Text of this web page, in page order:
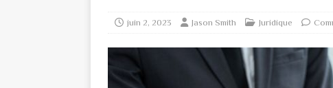
juin 2, 2023 Jason Smith Juridique